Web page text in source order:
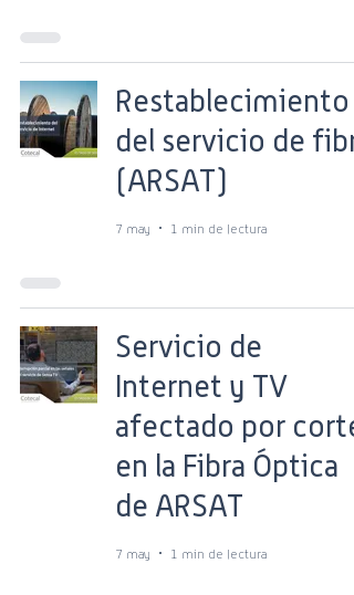
Restablecimiento
del servicio de fibra
(ARSAT)
7 may 1 min de lectura
Servicio de
Internet y TV
afectado por corte
en la Fibra Óptica
de ARSAT
7 may 1 min de lectura